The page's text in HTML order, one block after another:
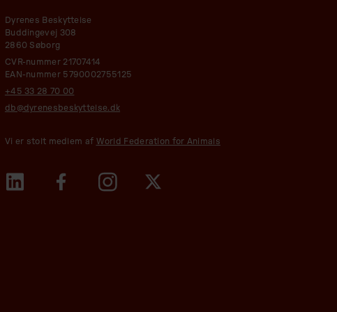
Dyrenes Beskyttelse
Buddingevej 308
2860 Søborg
CVR-nummer 21707414
EAN-nummer 5790002755125
+45 33 28 70 00
db@dyrenesbeskyttelse.dk
Vi er stolt medlem af World Federation for Animals